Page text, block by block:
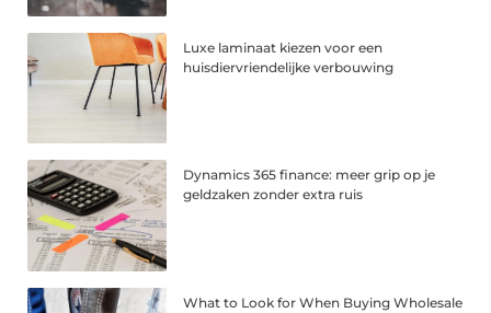
Luxe laminaat kiezen voor een
huisdiervriendelijke verbouwing
Dynamics 365 finance: meer grip op je
geldzaken zonder extra ruis
What to Look for When Buying Wholesale